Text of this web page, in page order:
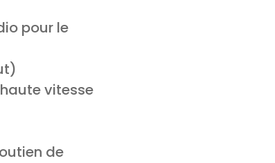
pour le
vitesse
de